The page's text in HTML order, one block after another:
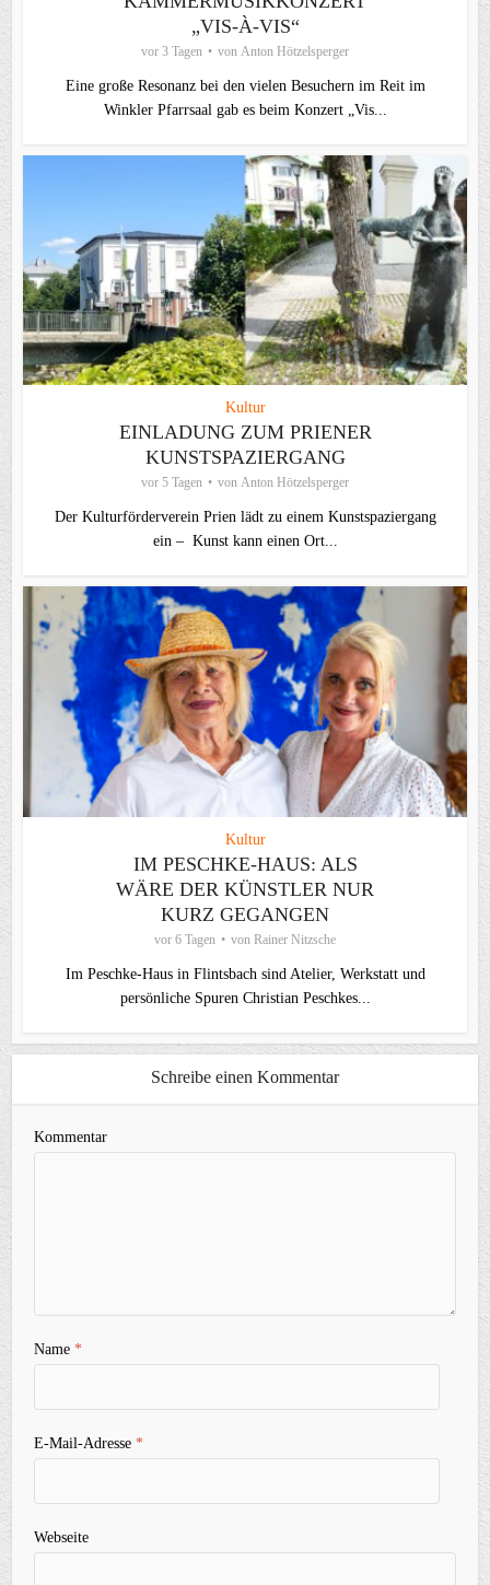
„VIS-À-VIS“
vor 3 Tagen von Anton Hötzelsperger
Eine große Resonanz bei den vielen Besuchern im Reit im
Winkler Pfarrsaal gab es beim Konzert „Vis...
Kultur
EINLADUNG ZUM PRIENER
KUNSTSPAZIERGANG
vor 5 Tagen von Anton Hötzelsperger
Der Kulturförderverein Prien lädt zu einem Kunstspaziergang
ein – Kunst kann einen Ort...
Kultur
IM PESCHKE-HAUS: ALS
WÄRE DER KÜNSTLER NUR
KURZ GEGANGEN
vor 6 Tagen von Rainer Nitzsche
Im Peschke-Haus in Flintsbach sind Atelier, Werkstatt und
persönliche Spuren Christian Peschkes...
Schreibe einen Kommentar
Kommentar
Name*
E-Mail-Adresse*
Webseite